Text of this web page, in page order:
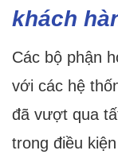
khách
Các bộ phận
với các hệ
đã vượt qua
trong điều